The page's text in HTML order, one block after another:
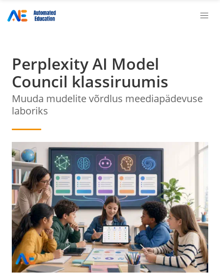
Perplexity AI Model
Council klassiruumis
Muuda mudelite võrdlus meediapädevuse
laboriks